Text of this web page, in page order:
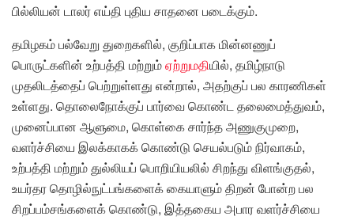
பில்லியன் டாலர் எய்தி புதிய சாதனை படைக்கும்.
தமிழகம் பல்வேறு துறைகளில், குறிப்பாக மின்னணுப்
பொருட்களின் உற்பத்தி மற்றும்ஏற்றுமதியில், தமிழ்நாடு
முதலிடத்தைப் பெற்றுள்ளது என்றால், அதற்குப் பல காரணிகள்
உள்ளது. தொலைநோக்குப் பார்வை கொண்ட தலைமைத்துவம்,
முனைப்பான ஆளுமை, கொள்கை சார்ந்த அணுகுமுறை,
வளர்ச்சியை இலக்காகக் கொண்டு செயல்படும் நிர்வாகம்,
உற்பத்தி மற்றும் துல்லியப் பொறியியலில் சிறந்து விளங்குதல்,
உயர்தர தொழில்நுட்பங்களைக் கையாளும் திறன் போன்ற பல
சிறப்பம்சங்களைக் கொண்டு, இத்தகைய அபார வளர்ச்சியை